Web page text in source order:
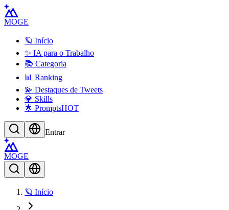
MOGE
🪐 Início
✨ IA para o Trabalho
📚 Categoria
📊 Ranking
💫 Destaques de Tweets
💎 Skills
🌟 PromptsHOT
Entrar
MOGE
🪐 Início